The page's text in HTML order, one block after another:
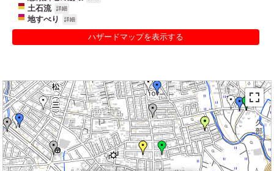
土石流 詳細
地すべり 詳細
ハザードマップを表示する